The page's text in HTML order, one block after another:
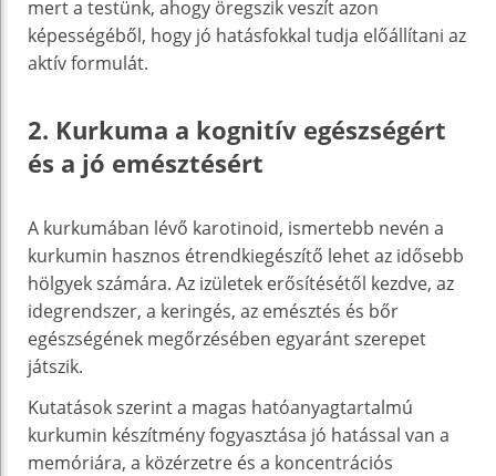
mert a testünk, ahogy öregszik veszít azon
képességéből, hogy jó hatásfokkal tudja előállítani az
aktív formulát.
2. Kurkuma a kognitív egészségért
és a jó emésztésért
A kurkumában lévő karotinoid, ismertebb nevén a
kurkumin hasznos étrendkiegészítő lehet az idősebb
hölgyek számára. Az izületek erősítésétől kezdve, az
idegrendszer, a keringés, az emésztés és bőr
egészségének megőrzésében egyaránt szerepet
játszik.
Kutatások szerint a magas hatóanyagtartalmú
kurkumin készítmény fogyasztása jó hatással van a
memóriára, a közérzetre és a koncentrációs